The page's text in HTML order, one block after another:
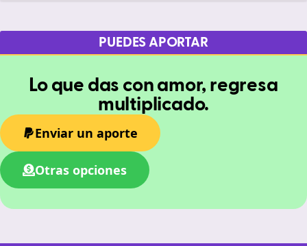
PUEDES APORTAR
Lo que das con amor, regresa
multiplicado.
Enviar un aporte
Otras opciones